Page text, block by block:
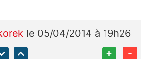
le 05/04/2014 à 19h26
+ -